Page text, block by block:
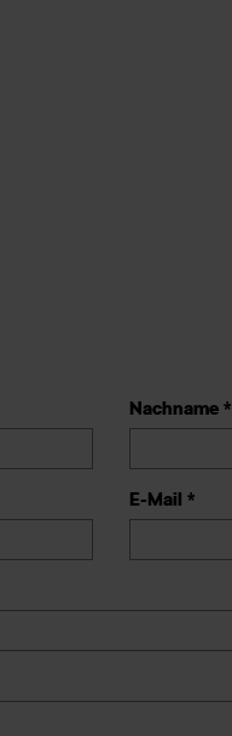
Nachname *
E-Mail *